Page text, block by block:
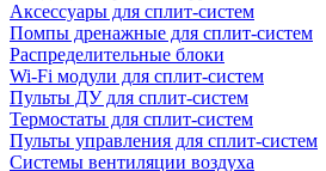
Аксессуары для сплит-систем
Помпы дренажные для сплит-систем
Распределительные блоки
Wi-Fi модули для сплит-систем
Пульты ДУ для сплит-систем
Термостаты для сплит-систем
Пульты управления для сплит-систем
Системы вентиляции воздуха